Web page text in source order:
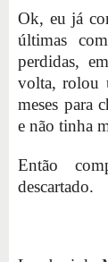
Ok, eu já
últimas
perdidas,
volta, rolou
meses para
e não tinha
Então
descartado.